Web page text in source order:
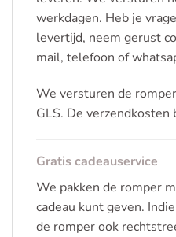
werkdagen. Heb je
levertijd, neem gerust
mail, telefoon of
We versturen de
GLS. De
Gratis cadeauservice
We pakken de romper
cadeau kunt geven.
de romper ook